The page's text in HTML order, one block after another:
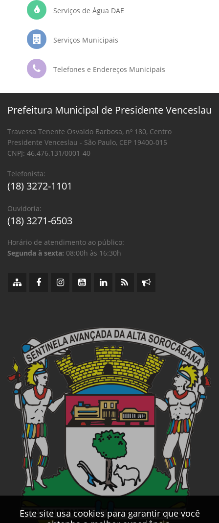
Serviços de Água DAE
Serviços Municipais
Telefones e Endereços Municipais
Este site usa cookies para garantir que você
Prefeitura Municipal de Presidente Venceslau
Travessa Tenente Osvaldo Barbosa, nº 180, Centro
Presidente Venceslau - São Paulo, CEP 19400-015
CNPJ: 46.476.131/0001-40
Telefonista:
(18) 3272-1101
Ouvidoria:
(18) 3271-6503
Horário de atendimento ao público:
Segunda à sexta: 08:00h às 16:30h